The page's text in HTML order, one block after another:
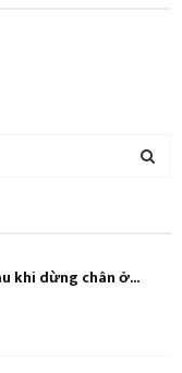
khi dừng chân ở...